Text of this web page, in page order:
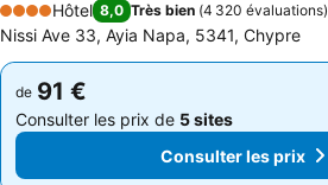
4 Étoiles
Hôtel 8,0 Très bien (4 320 évaluations)
Nissi Ave 33, Ayia Napa, 5341, Chypre
de 91 €
Consulter les prix de 5 sites
Consulter les prix
de 91 €
Consulter les prix de 5 sites
Consulter les prix